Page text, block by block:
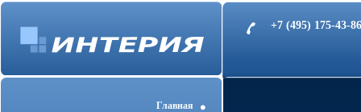
+7 (495) 175-43-
Главная